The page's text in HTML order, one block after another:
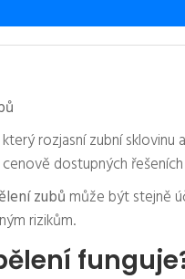
rozjasní zubní
dostupných
zubů může být stejně
rizikům.